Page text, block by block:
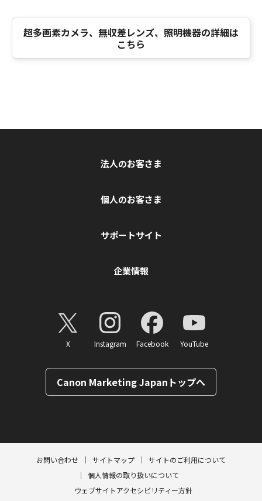
超多画素カメラ、無収差レンズ、照明機器の詳細は
こちら
法人のお客さま
個人のお客さま
サポートサイト
企業情報
X Instagram Facebook YouTube
Canon Marketing Japanトップへ
お問い合わせ サイトマップ
サイトのご利用について
個人情報の取り扱いについて
ウェブサイトアクセシビリティー方針